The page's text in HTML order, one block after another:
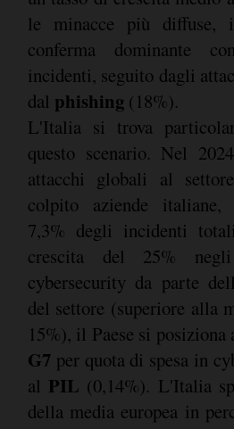
le minacce più diffuse,
conferma dominante
incidenti, seguito dagli
dal phishing(18%).
L'Italia si trova
questo scenario. Nel
attacchi globali al
colpito aziende italiane,
7,3% degli incidenti
crescita del 25%
cybersecurity da parte
del settore (superiore alla
15%), il Paese si
G7per quota di spesa in
al PIL (0,14%). L'Italia
della media europea in